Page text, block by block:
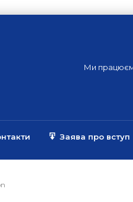
Ми
Заява про вступ